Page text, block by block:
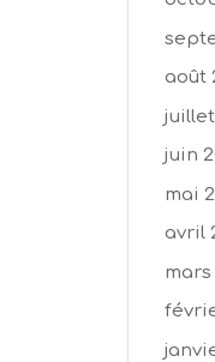
août
juin
mai
avril
mars